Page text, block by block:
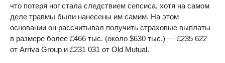
что потеря ног стала следствием сепсиса, хотя на самом
деле травмы были нанесены им самим. На этом
основании он рассчитывал получить страховые выплаты
в размере более £466 тыс. (около $630 тыс.) — £235 622
от Arriva Group и £231 031 от Old Mutual.